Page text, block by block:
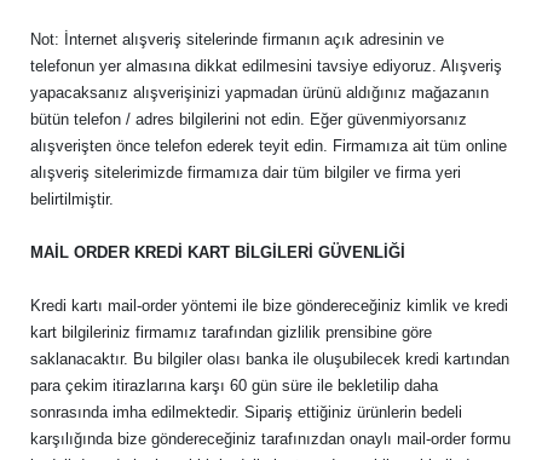
Not: İnternet alışveriş sitelerinde firmanın açık adresinin ve
telefonun yer almasına dikkat edilmesini tavsiye ediyoruz. Alışveriş
yapacaksanız alışverişinizi yapmadan ürünü aldığınız mağazanın
bütün telefon / adres bilgilerini not edin. Eğer güvenmiyorsanız
alışverişten önce telefon ederek teyit edin. Firmamıza ait tüm online
alışveriş sitelerimizde firmamıza dair tüm bilgiler ve firma yeri
belirtilmiştir.
MAİL ORDER KREDİ KART BİLGİLERİ GÜVENLİĞİ
Kredi kartı mail-order yöntemi ile bize göndereceğiniz kimlik ve kredi
kart bilgileriniz firmamız tarafından gizlilik prensibine göre
saklanacaktır. Bu bilgiler olası banka ile oluşubilecek kredi kartından
para çekim itirazlarına karşı 60 gün süre ile bekletilip daha
sonrasında imha edilmektedir. Sipariş ettiğiniz ürünlerin bedeli
karşılığında bize göndereceğiniz tarafınızdan onaylı mail-order formu